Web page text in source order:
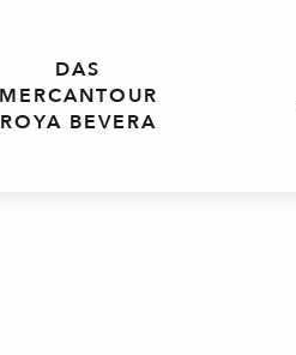
DAS
MERCANTOUR
ROYA BEVERA